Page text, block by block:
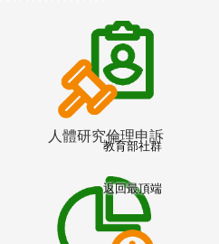
人體研究倫理申訴
教育部社群
返回最頂端